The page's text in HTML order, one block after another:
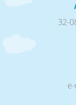
32-